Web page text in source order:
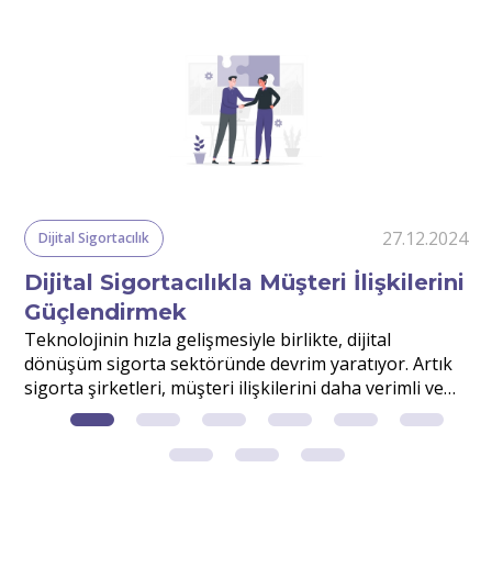
Dijital Sigortacılık 27.12.2024
Dijital Sigortacılıkla Müşteri İlişkilerini
Güçlendirmek
Teknolojinin hızla gelişmesiyle birlikte, dijital
dönüşüm sigorta sektöründe devrim yaratıyor. Artık
sigorta şirketleri, müşteri ilişkilerini daha verimli ve
etkili yönetmek için dijital çözümlerden faydalanıyor.